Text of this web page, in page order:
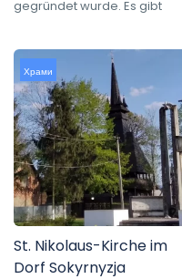
gegründet wurde. Es gibt
Храми
St. Nikolaus-Kirche im
Dorf Sokyrnyzja